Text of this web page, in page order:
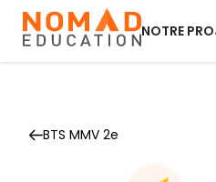
NOTRE
BTS MMV 2e